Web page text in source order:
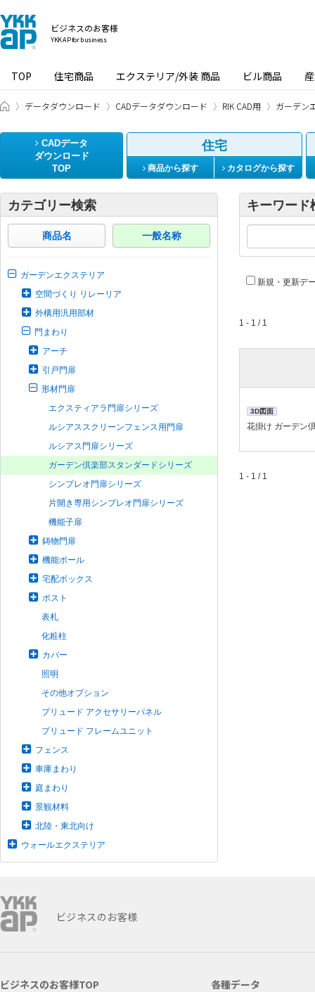
ビジネスのお客様
YKK AP for business
TOP 住宅商品 エクステリア/外装 商品 ビル商品
ビジネスのお客様 HOME
データダウンロード CADデータダウンロード RIK CAD用 ガーデン
CADデータ
ダウンロード
TOP
住宅
商品から探す カタログから探す
カテゴリー検索
商品名 一般名称
ガーデンエクステリア
空間づくり リレーリア
外構用汎用部材
門まわり
アーチ
引戸門扉
形材門扉
エクスティアラ門扉シリーズ
ルシアススクリーンフェンス用門扉
ルシアス門扉シリーズ
ガーデン倶楽部スタンダードシリーズ
シンプレオ門扉シリーズ
片開き専用シンプレオ門扉シリーズ
機能子扉
鋳物門扉
機能ポール
宅配ボックス
ポスト
表札
化粧柱
カバー
照明
その他オプション
プリュード アクセサリーパネル
プリュード フレームユニット
フェンス
車庫まわり
庭まわり
景観材料
北陸・東北向け
ウォールエクステリア
キーワード
新規・更新デ
1 - 1 / 1
3D図面
花掛け ガーデン
1 - 1 / 1
ビジネスのお客様
ビジネスのお客様TOP
各種データ